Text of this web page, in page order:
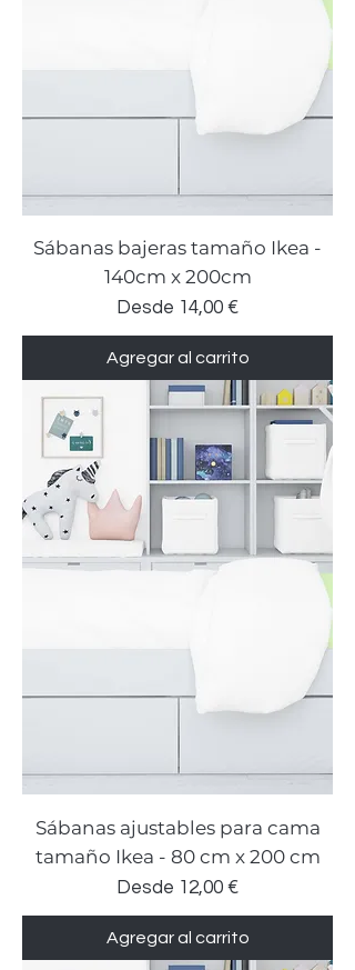
Sábanas bajeras tamaño Ikea -
140cm x 200cm
Desde 14,00 €
Precio de oferta
Agregar al carrito
Sábanas ajustables para cama
tamaño Ikea - 80 cm x 200 cm
Desde 12,00 €
Precio de oferta
Agregar al carrito